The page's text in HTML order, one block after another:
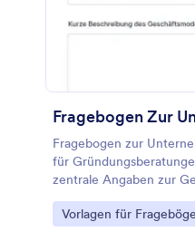
Fragebogen zur
für
zentrale Angaben zur
erfassen und die Daten
Förderanträge oder
Go to Category:
Vorlagen für